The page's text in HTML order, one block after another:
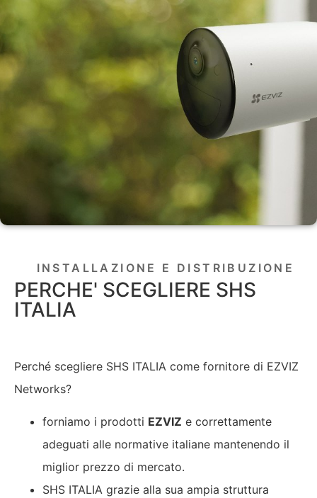
INSTALLAZIONE E DISTRIBUZIONE
PERCHE' SCEGLIERE SHS
ITALIA
Perché scegliere SHS ITALIA come fornitore di EZVIZ
Networks?
forniamo i prodotti EZVIZ e correttamente
adeguati alle normative italiane mantenendo il
miglior prezzo di mercato.
SHS ITALIA grazie alla sua ampia struttura